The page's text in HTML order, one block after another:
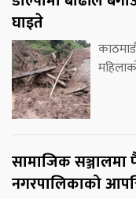
घाइते
सामाजिक सञ्जालमा
नगरपालिकाको